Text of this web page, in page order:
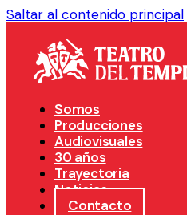
Saltar al contenido principal
Somos
Producciones
Audiovisuales
30 años
Trayectoria
Noticias
Contacto